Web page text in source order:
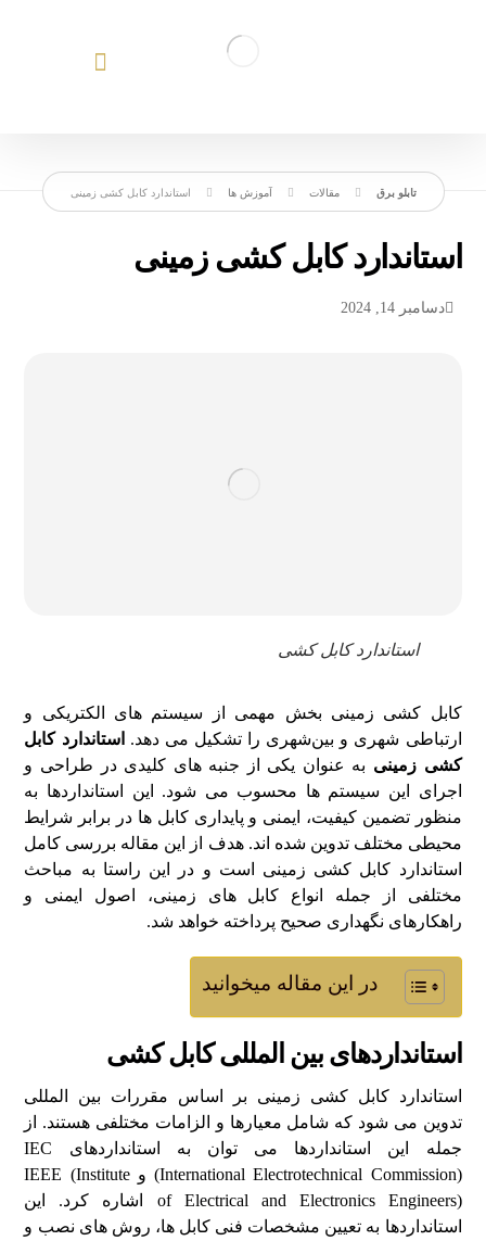
مقالات آموزش ها استاندارد کابل کشی زمینی
استاندارد کابل کشی زمینی
دسامبر 14, 2024
استاندارد کابل کشی
کابل کشی زمینی بخش مهمی از سیستم‌ های الکتریکی و
ارتباطی شهری و بین‌شهری را تشکیل می‌ دهد. استاندارد کابل
کشی زمینی به عنوان یکی از جنبه‌ های کلیدی در طراحی و
اجرای این سیستم‌ ها محسوب می‌ شود. این استانداردها به
منظور تضمین کیفیت، ایمنی و پایداری کابل‌ ها در برابر شرایط
محیطی مختلف تدوین شده‌ اند. هدف از این مقاله بررسی کامل
استاندارد کابل کشی زمینی است و در این راستا به مباحث
مختلفی از جمله انواع کابل‌ های زمینی، اصول ایمنی و
راهکارهای نگهداری صحیح پرداخته خواهد شد.
در این مقاله میخوانید
استانداردهای بین‌ المللی کابل کشی
استاندارد کابل کشی زمینی بر اساس مقررات بین‌ المللی
تدوین می‌ شود که شامل معیارها و الزامات مختلفی هستند. از
جمله این استانداردها می‌ توان به استانداردهای IEC
(International Electrotechnical Commission) و IEEE (Institute
of Electrical and Electronics Engineers) اشاره کرد. این
استانداردها به تعیین مشخصات فنی کابل‌ ها، روش‌ های نصب و